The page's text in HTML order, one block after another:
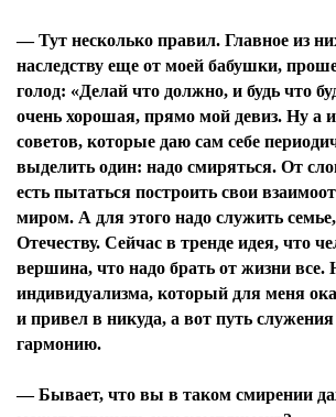
— Тут несколько правил. Главное из
наследству еще от моей бабушки,
голод: «Делай что должно, и будь что
очень хорошая, прямо мой девиз. Ну а
советов, которые даю сам себе
выделить один: надо смиряться. От
есть пытаться построить свои
миром. А для этого надо служить
Отечеству. Сейчас в тренде идея, что
вершина, что надо брать от жизни все.
индивидуализма, который для меня
и привел в никуда, а вот путь
гармонию.
— Бывает, что вы в таком смирении